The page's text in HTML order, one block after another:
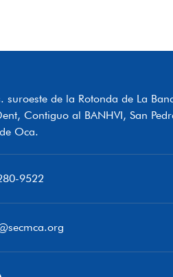
suroeste de la Rotonda de La
Contiguo al BANHVI, San
Oca.
9522